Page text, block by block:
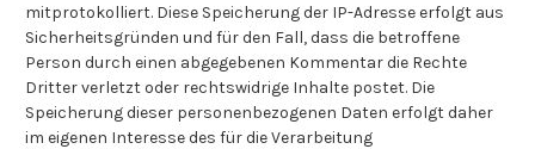
mitprotokolliert. Diese Speicherung der IP-Adresse erfolgt aus
Sicherheitsgründen und für den Fall, dass die betroffene
Person durch einen abgegebenen Kommentar die Rechte
Dritter verletzt oder rechtswidrige Inhalte postet. Die
Speicherung dieser personenbezogenen Daten erfolgt daher
im eigenen Interesse des für die Verarbeitung